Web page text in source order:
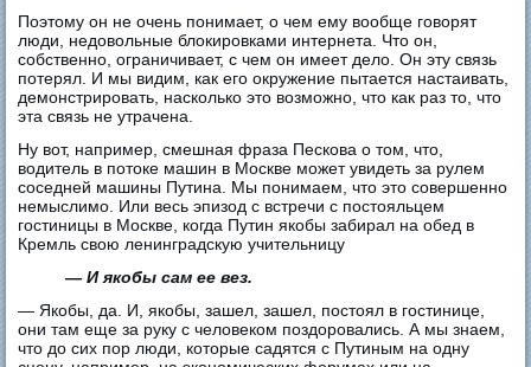
Поэтому он не очень понимает, о чем ему вообще говорят
люди, недовольные блокировками интернета. Что он,
собственно, ограничивает, с чем он имеет дело. Он эту связь
потерял. И мы видим, как его окружение пытается настаивать,
демонстрировать, насколько это возможно, что как раз то, что
эта связь не утрачена.
Ну вот, например, смешная фраза Пескова о том, что,
водитель в потоке машин в Москве может увидеть за рулем
соседней машины Путина. Мы понимаем, что это совершенно
немыслимо. Или весь эпизод с встречи с постояльцем
гостиницы в Москве, когда Путин якобы забирал на обед в
Кремль свою ленинградскую учительницу
— И якобы сам ее вез.
— Якобы, да. И, якобы, зашел, зашел, постоял в гостинице,
они там еще за руку с человеком поздоровались. А мы знаем,
что до сих пор люди, которые садятся с Путиным на одну